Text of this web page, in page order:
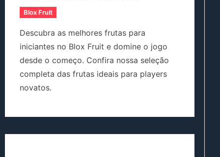
Blox Fruit
Descubra as melhores frutas para
iniciantes no Blox Fruit e domine o jogo
desde o começo. Confira nossa seleção
completa das frutas ideais para players
novatos.